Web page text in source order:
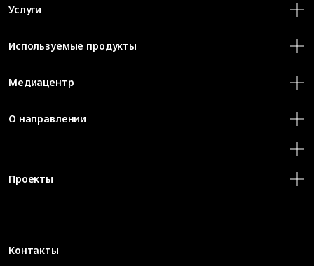
Контакты
Услуги
Используемые продукты
Медиацентр
О направлении
Проекты